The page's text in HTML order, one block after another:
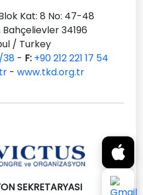
Kat: 8 No: 47-48
34196
/ Turkey
38- F: +90 212 221 17 54
- www.tkd.org.tr
SEKRETARYASI